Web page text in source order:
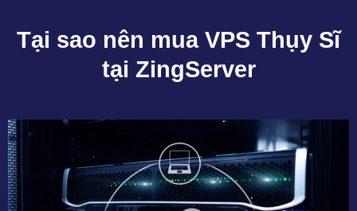
Tại sao nên mua VPS Thụy Sĩ
tại ZingServer